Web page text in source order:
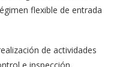
flexible de entrada
de actividades